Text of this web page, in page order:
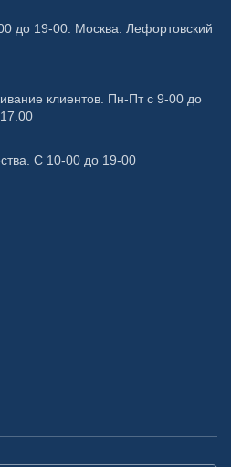
до 19-00. Москва. Лефортовский
клиентов. Пн-Пт с 9-00 до
С 10-00 до 19-00